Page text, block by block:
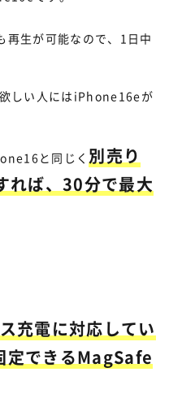
再生が可能なので、1日中
しい人にはiPhone16eが
と同じく 別売り
れば、30分で最大
充電に対応してい
定できるMagSafe